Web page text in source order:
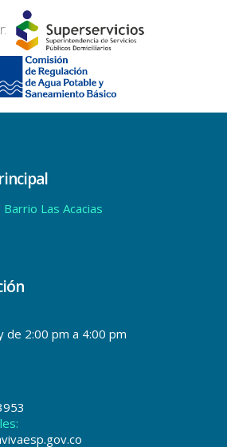
Las Acacias
de 2:00 pm a 4:00 pm